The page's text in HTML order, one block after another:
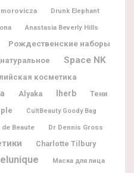
Drunk Elephant
Anastasia Beverly Hills
Рождественские наборы
Space NK
косметика
Alyaka Iherb Тени
CultBeauty Goody Bag
de Beaute Dr Dennis Gross
Charlotte Tilbury
Маска для лица